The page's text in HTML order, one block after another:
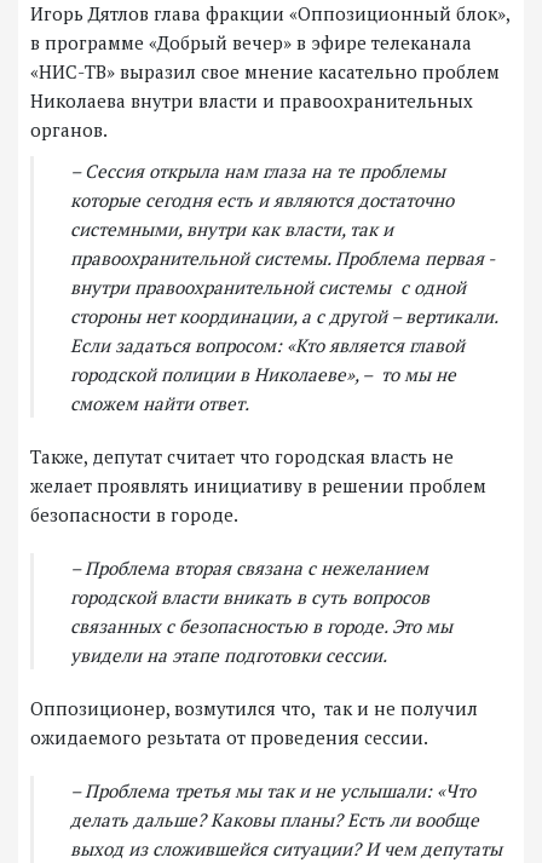
Игорь Дятлов глава фракции «Оппозиционный блок»,
в программе «Добрый вечер» в эфире телеканала
«НИС-ТВ» выразил свое мнение касательно проблем
Николаева внутри власти и правоохранительных
органов.
– Сессия открыла нам глаза на те проблемы
которые сегодня есть и являются достаточно
системными, внутри как власти, так и
правоохранительной системы. Проблема первая -
внутри правоохранительной системы с одной
стороны нет координации, а с другой – вертикали.
Если задаться вопросом: «Кто является главой
городской полиции в Николаеве», – то мы не
сможем найти ответ.
Также, депутат считает что городская власть не
желает проявлять инициативу в решении проблем
безопасности в городе.
– Проблема вторая связана с нежеланием
городской власти вникать в суть вопросов
связанных с безопасностью в городе. Это мы
увидели на этапе подготовки сессии.
Оппозиционер, возмутился что, так и не получил
ожидаемого резьтата от проведения сессии.
– Проблема третья мы так и не услышали: «Что
делать дальше? Каковы планы? Есть ли вообще
выход из сложившейся ситуации? И чем депутаты